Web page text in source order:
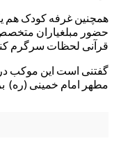
همچنین غرفه کودک هم
حضور مبلغیاران متخصص
قرآنی لحظات سرگرم
گفتنی است این موکب در
مطهر امام خمینی (ره)